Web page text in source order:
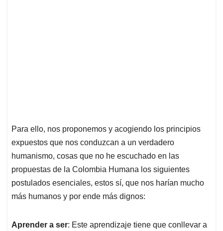
Para ello, nos proponemos y acogiendo los principios
expuestos que nos conduzcan a un verdadero
humanismo, cosas que no he escuchado en las
propuestas de la Colombia Humana los siguientes
postulados esenciales, estos sí, que nos harían mucho
más humanos y por ende más dignos:
Aprender a ser: Este aprendizaje tiene que conllevar a